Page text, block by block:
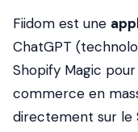
Fiidom est une
ChatGPT
Shopify Magic
commerce en
directement sur le